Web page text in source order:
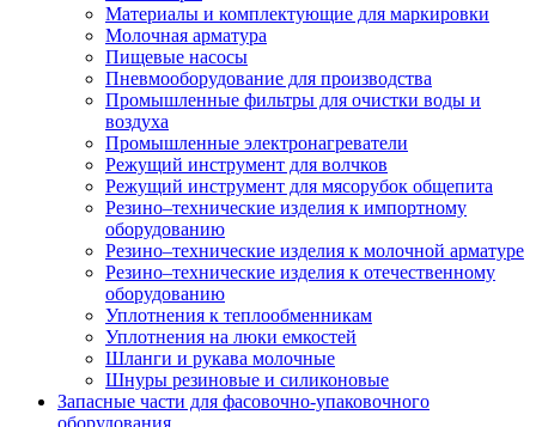
Материалы и комплектующие для маркировки
Молочная арматура
Пищевые насосы
Пневмооборудование для производства
Промышленные фильтры для очистки воды и
воздуха
Промышленные электронагреватели
Режущий инструмент для волчков
Режущий инструмент для мясорубок общепита
Резино–технические изделия к импортному
оборудованию
Резино–технические изделия к молочной арматуре
Резино–технические изделия к отечественному
оборудованию
Уплотнения к теплообменникам
Уплотнения на люки емкостей
Шланги и рукава молочные
Шнуры резиновые и силиконовые
Запасные части для фасовочно-упаковочного
оборудования